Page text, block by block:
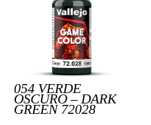
054 VERDE
OSCURO – DARK
GREEN 72028